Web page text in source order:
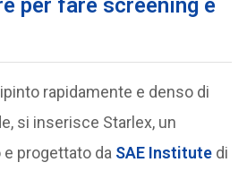
per fare screening e
rapidamente e denso di
si inserisce Starlex, un
progettato da SAE Institute di